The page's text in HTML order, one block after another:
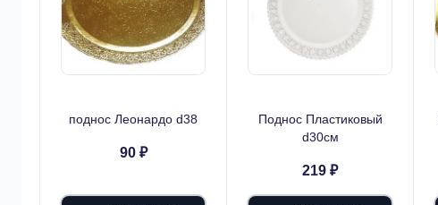
поднос Леонардо d38
90 ₽
Поднос Пластиковый
d30см
219 ₽